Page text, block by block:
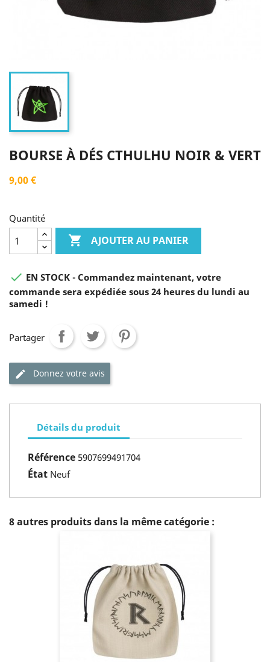
BOURSE À DÉS CTHULHU NOIR & VERT
9,00 €
Quantité
 AJOUTER AU PANIER
 EN STOCK - Commandez maintenant, votre
commande sera expédiée sous 24 heures du lundi au
samedi !
Partager
Donnez votre avis
Détails du produit
Référence 5907699491704
État Neuf
8 autres produits dans la même catégorie :